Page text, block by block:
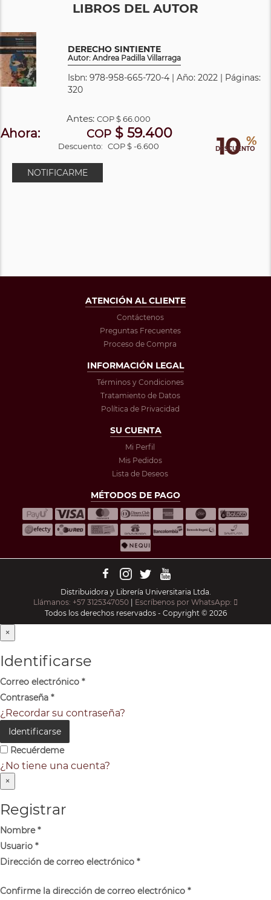
LIBROS DEL AUTOR
DERECHO SINTIENTE
Autor: Andrea Padilla Villarraga
Isbn: 978-958-665-720-4 | Año: 2022 | Páginas:
320
10 %
DESCUENTO
Antes: COP$ 66.000
Ahora: COP $ 59.400
Descuento: COP $ -6.600
NOTIFICARME
ATENCIÓN AL CLIENTE
Contáctenos
Preguntas Frecuentes
Proceso de Compra
INFORMACIÓN LEGAL
Términos y Condiciones
Tratamiento de Datos
Política de Privacidad
SU CUENTA
Mi Perfil
Mis Pedidos
Lista de Deseos
MÉTODOS DE PAGO
Distribuidora y Librería Universitaria Ltda.
Llámanos: +57 3125347050 | Escríbenos por WhatsApp:
Todos los derechos reservados - Copyright © 2026
×
Identificarse
Correo electrónico *
Contraseña *
¿Recordar su contraseña?
Identificarse
Recuérdeme
¿No tiene una cuenta?
×
Registrar
Nombre*
Usuario *
Dirección de correo electrónico *
Confirme la dirección de correo electrónico *